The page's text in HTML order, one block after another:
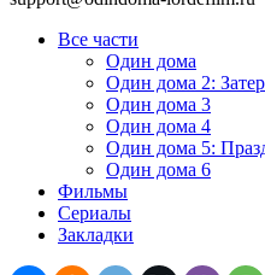
Все части
Один дома
Один дома 2:
Один дома 3
Один дома 4
Один дома 5:
Один дома 6
Фильмы
Сериалы
Закладки